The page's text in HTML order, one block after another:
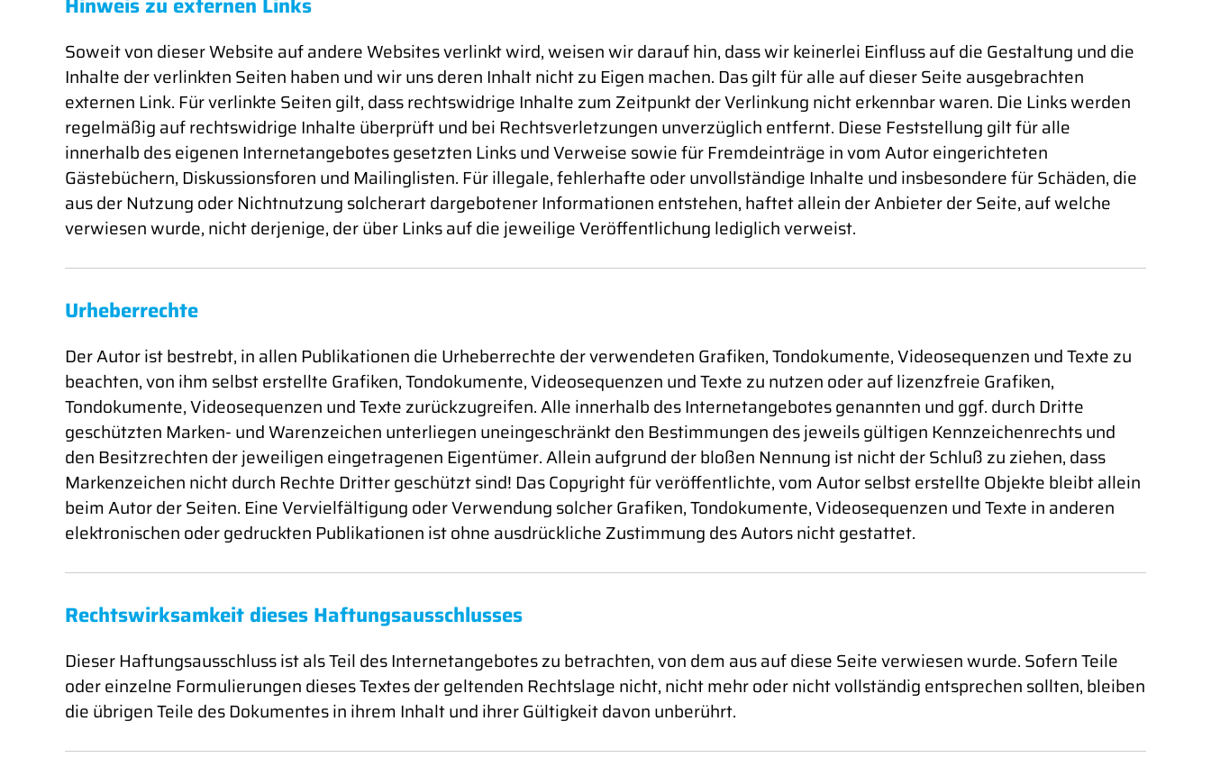
Soweit von dieser Website auf andere Websites verlinkt wird, weisen wir darauf hin, dass wir keinerlei Einfluss auf die Gestaltung und die
Inhalte der verlinkten Seiten haben und wir uns deren Inhalt nicht zu Eigen machen. Das gilt für alle auf dieser Seite ausgebrachten
externen Link. Für verlinkte Seiten gilt, dass rechtswidrige Inhalte zum Zeitpunkt der Verlinkung nicht erkennbar waren. Die Links werden
regelmäßig auf rechtswidrige Inhalte überprüft und bei Rechtsverletzungen unverzüglich entfernt. Diese Feststellung gilt für alle
innerhalb des eigenen Internetangebotes gesetzten Links und Verweise sowie für Fremdeinträge in vom Autor eingerichteten
Gästebüchern, Diskussionsforen und Mailinglisten. Für illegale, fehlerhafte oder unvollständige Inhalte und insbesondere für Schäden, die
aus der Nutzung oder Nichtnutzung solcherart dargebotener Informationen entstehen, haftet allein der Anbieter der Seite, auf welche
verwiesen wurde, nicht derjenige, der über Links auf die jeweilige Veröffentlichung lediglich verweist.
Urheberrechte
Der Autor ist bestrebt, in allen Publikationen die Urheberrechte der verwendeten Grafiken, Tondokumente, Videosequenzen und Texte zu
beachten, von ihm selbst erstellte Grafiken, Tondokumente, Videosequenzen und Texte zu nutzen oder auf lizenzfreie Grafiken,
Tondokumente, Videosequenzen und Texte zurückzugreifen. Alle innerhalb des Internetangebotes genannten und ggf. durch Dritte
geschützten Marken- und Warenzeichen unterliegen uneingeschränkt den Bestimmungen des jeweils gültigen Kennzeichenrechts und
den Besitzrechten der jeweiligen eingetragenen Eigentümer. Allein aufgrund der bloßen Nennung ist nicht der Schluß zu ziehen, dass
Markenzeichen nicht durch Rechte Dritter geschützt sind! Das Copyright für veröffentlichte, vom Autor selbst erstellte Objekte bleibt allein
beim Autor der Seiten. Eine Vervielfältigung oder Verwendung solcher Grafiken, Tondokumente, Videosequenzen und Texte in anderen
elektronischen oder gedruckten Publikationen ist ohne ausdrückliche Zustimmung des Autors nicht gestattet.
Rechtswirksamkeit dieses Haftungsausschlusses
Dieser Haftungsausschluss ist als Teil des Internetangebotes zu betrachten, von dem aus auf diese Seite verwiesen wurde. Sofern Teile
oder einzelne Formulierungen dieses Textes der geltenden Rechtslage nicht, nicht mehr oder nicht vollständig entsprechen sollten, bleiben
die übrigen Teile des Dokumentes in ihrem Inhalt und ihrer Gültigkeit davon unberührt.